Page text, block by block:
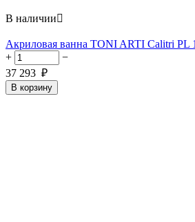
В наличии
Акриловая ванна TONI ARTI Calitri PL
+
−
37 293 ₽
В корзину